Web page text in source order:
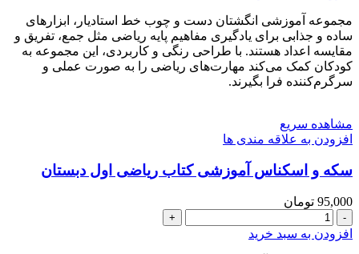
چوب
خط
ریاضی
اول
دبستان
مجموعه آموزشی انگشتان دست و چوب خط استادیار، ابزارهای
ساده و جذابی برای یادگیری مفاهیم پایه ریاضی مثل جمع، تفریق و
مقایسه اعداد هستند. با طراحی رنگی و کاربردی، این مجموعه به
کودکان کمک می‌کند مهارت‌های ریاضی را به صورت عملی و
سرگرم‌کننده فرا بگیرند.
مشاهده سریع
افزودن به علاقه مندی ها
سکه و اسکناس آموزشی کتاب ریاضی اول دبستان
95,000 تومان
سکه
و
افزودن به سبد خرید